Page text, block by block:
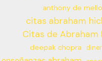
anthony de mello
citas abraham
Citas de Abraham
deepak chopra